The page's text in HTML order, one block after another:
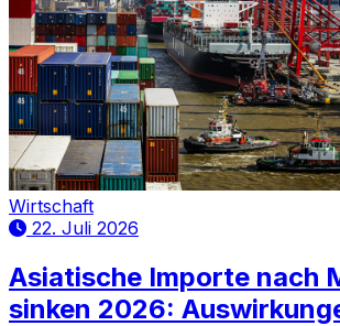
Wirtschaft
22. Juli 2026
Asiatische Importe nach
sinken 2026: